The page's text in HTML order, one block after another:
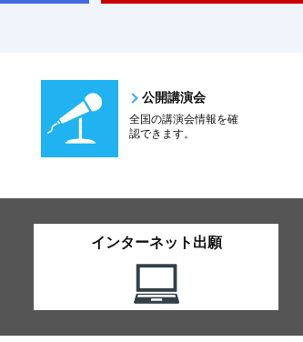
公開講演会
全国の講演会情報を確
認できます。
インターネット出願